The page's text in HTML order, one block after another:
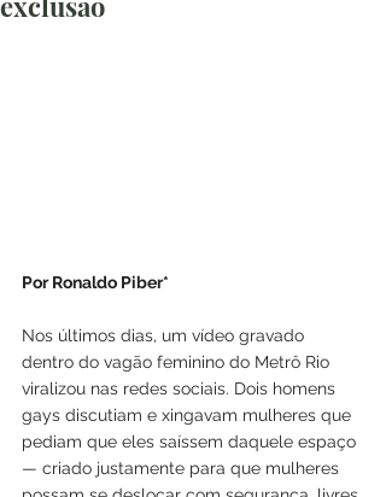
Por Ronaldo Piber*
Nos últimos dias, um vídeo gravado
dentro do vagão feminino do Metrô Rio
viralizou nas redes sociais. Dois homens
gays discutiam e xingavam mulheres que
pediam que eles saíssem daquele espaço
— criado justamente para que mulheres